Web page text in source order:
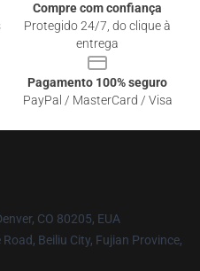
Compre com confiança
Protegido 24/7, do clique à
entrega
Pagamento 100% seguro
PayPal / MasterCard / Visa
CO 80205, EUA
Beiliu City, Fujian Province,